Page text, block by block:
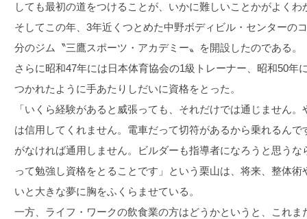
しても最初の道をつけることが、いかに難しいことかがよくわ
そしてこの年、3年近くつとめた中野ボディビル・センターの
分のジム〝三鷹スポーツ・アカデミー〟を開設したのである。
さらに昭和47年には日本体育協会の1級トレーナー、昭和50年
つかれたように手あたりしだいに資格をとった。
「いくら経験があると威張っても、それだけでは通じません
は信用してくれません。電車だって切符があるから乗れるん
がなければ通用しません。ビルダーも指導者になろうと思う
って勉強し資格をとることです」という栗山は、将来、整体
いと大きな夢に胸をふくらませている。
一方、ライフ・ワークの飲食業の方はどうかというと、これ